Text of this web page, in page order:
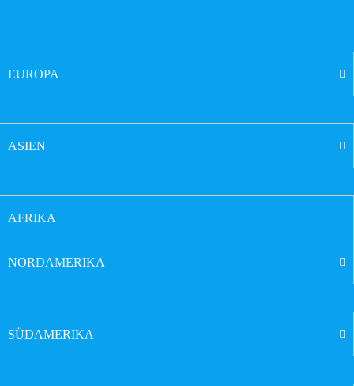
EUROPA
ASIEN
AFRIKA
NORDAMERIKA
SÜDAMERIKA